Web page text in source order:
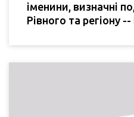
іменини, визначні
Рівного та регіону --